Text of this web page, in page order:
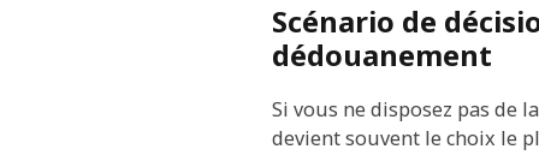
Scénario de
dédouanement
Si vous ne disposez pas de
devient souvent le choix le